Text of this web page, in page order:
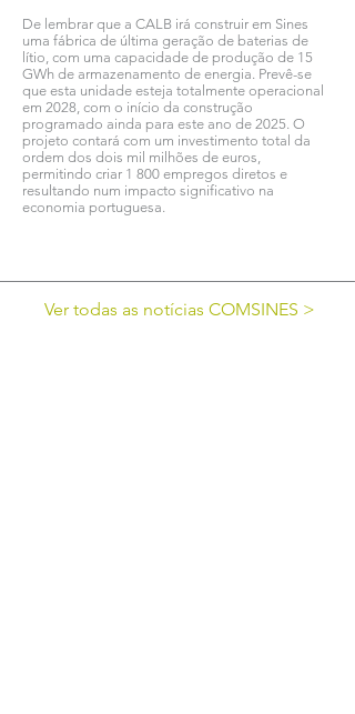
De lembrar que a CALB irá construir em Sines
uma fábrica de última geração de baterias de
lítio, com uma capacidade de produção de 15
GWh de armazenamento de energia. Prevê-se
que esta unidade esteja totalmente operacional
em 2028, com o início da construção
programado ainda para este ano de 2025. O
projeto contará com um investimento total da
ordem dos dois mil milhões de euros,
permitindo criar 1 800 empregos diretos e
resultando num impacto significativo na
economia portuguesa.
Ver todas as notícias COMSINES >